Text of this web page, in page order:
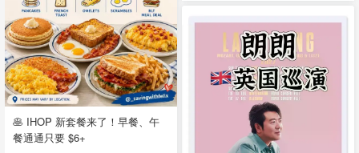
🥞 IHOP 新套餐来了！早餐、午
餐通通只要 $6+